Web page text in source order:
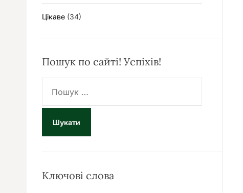
Цікаве (34)
Пошук по сайті! Успіхів!
ш
к
Ключові слова